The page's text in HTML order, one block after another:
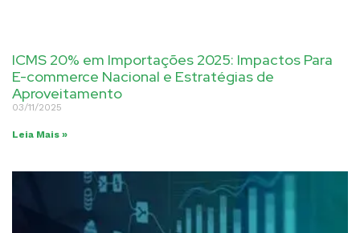
ICMS 20% em Importações 2025: Impactos Para
E-commerce Nacional e Estratégias de
Aproveitamento
03/11/2025
Leia Mais »